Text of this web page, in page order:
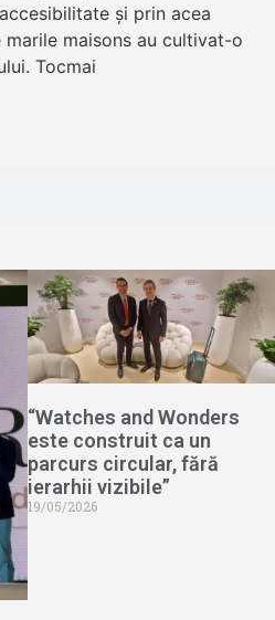
și prin acea
maisons au cultivat-o
Tocmai
“Watches and Wonders
este construit ca un
parcurs circular, fără
ierarhii vizibile”
19/05/2026